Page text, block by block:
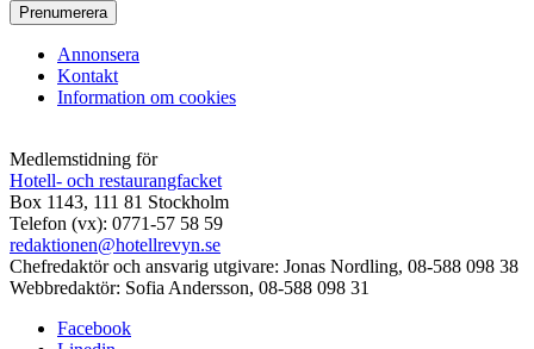
Annonsera
Kontakt
Information om cookies
Medlemstidning för
Hotell- och restaurangfacket
Box 1143, 111 81 Stockholm
Telefon (vx): 0771-57 58 59
redaktionen@hotellrevyn.se
Chefredaktör och ansvarig utgivare: Jonas Nordling, 08-588 098 38
Webbredaktör: Sofia Andersson, 08-588 098 31
Facebook